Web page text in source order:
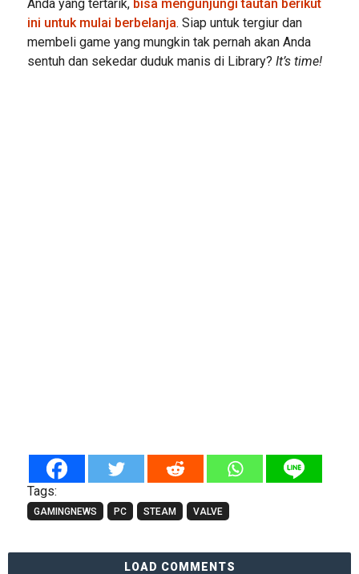
Anda yang tertarik, bisa mengunjungi tautan berikut
ini untuk mulai berbelanja. Siap untuk tergiur dan
membeli game yang mungkin tak pernah akan Anda
sentuh dan sekedar duduk manis di Library? It’s time!
Tags:
GAMINGNEWS PC STEAM VALVE
LOAD COMMENTS